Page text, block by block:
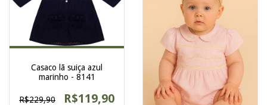
Casaco lã suiça azul
marinho - 8141
R$229,90 R$119,90